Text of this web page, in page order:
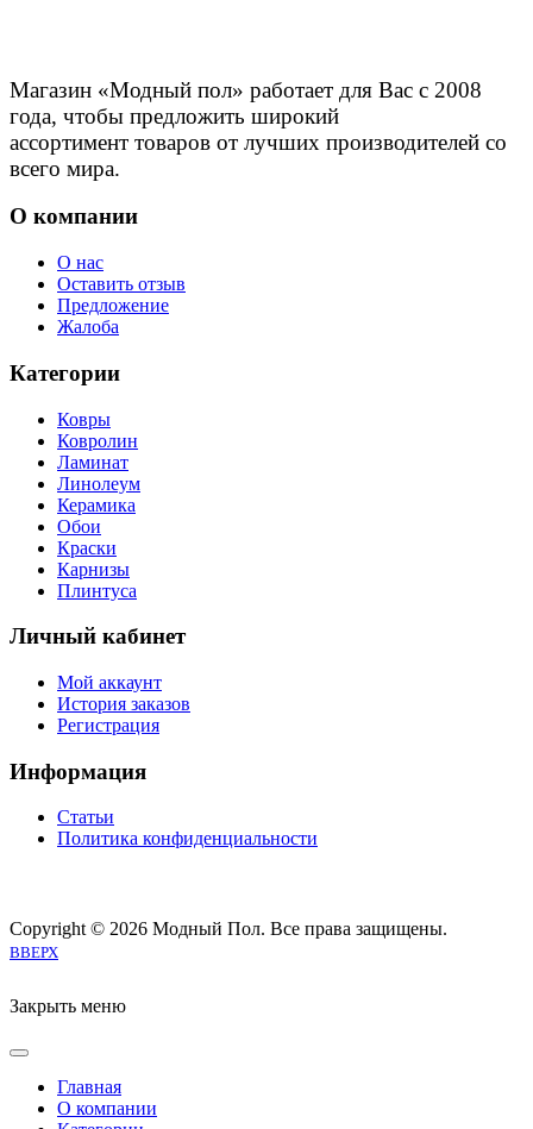
Магазин «Модный пол» работает для Вас с 2008
года, чтобы предложить широкий
ассортимент товаров от лучших производителей со
всего мира.
О компании
О нас
Оставить отзыв
Предложение
Жалоба
Категории
Ковры
Ковролин
Ламинат
Линолеум
Керамика
Обои
Краски
Карнизы
Плинтуса
Личный кабинет
Мой аккаунт
История заказов
Регистрация
Информация
Статьи
Политика конфиденциальности
Copyright © 2026 Модный Пол. Все права защищены.
Joomla! 3 Templates
ВВЕРХ
Закрыть меню
Главная
О компании